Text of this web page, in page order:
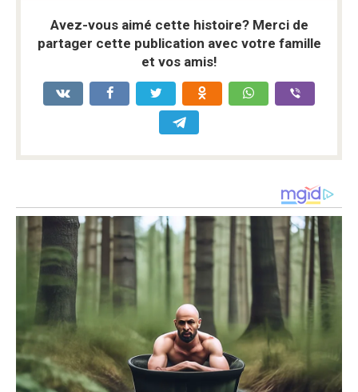
Avez-vous aimé cette histoire? Merci de
partager cette publication avec votre famille
et vos amis!